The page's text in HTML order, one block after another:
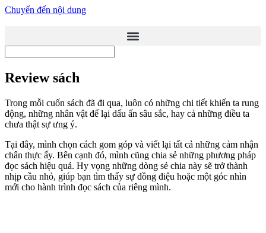
Chuyển đến nội dung
Review sách
Trong mỗi cuốn sách đã đi qua, luôn có những chi tiết khiến ta rung
động, những nhân vật để lại dấu ấn sâu sắc, hay cả những điều ta
chưa thật sự ưng ý.
Tại đây, mình chọn cách gom góp và viết lại tất cả những cảm nhận
chân thực ấy. Bên cạnh đó, mình cũng chia sẻ những phương pháp
đọc sách hiệu quả. Hy vọng những dòng sẻ chia này sẽ trở thành
nhịp cầu nhỏ, giúp bạn tìm thấy sự đồng điệu hoặc một góc nhìn
mới cho hành trình đọc sách của riêng mình.